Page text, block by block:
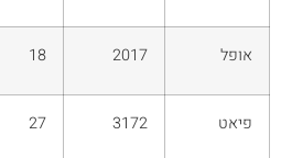
אופל 2017
18
פיאט 3172
27